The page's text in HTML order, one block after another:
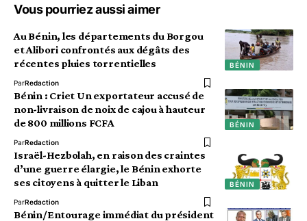
Vous pourriez aussi aimer
BÉNIN
Au Bénin, les départements du Borgou
et Alibori confrontés aux dégâts des
récentes pluies torrentielles
ParRedaction
BÉNIN
Bénin : Criet Un exportateur accusé de
non-livraison de noix de cajou à hauteur
de 800 millions FCFA
ParRedaction
BÉNIN
Israël-Hezbolah, en raison des craintes
d’une guerre élargie, le Bénin exhorte
ses citoyens à quitter le Liban
ParRedaction
Bénin/Entourage immédiat du président